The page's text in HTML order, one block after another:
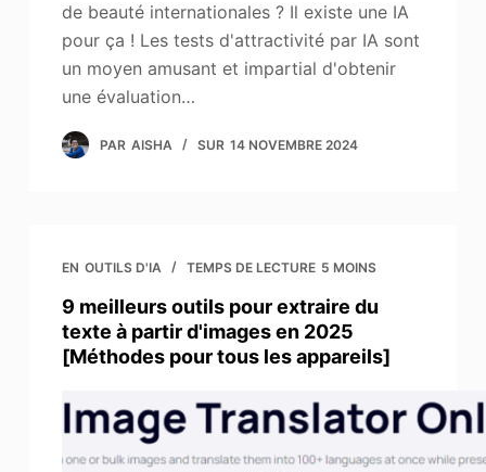
de beauté internationales ? Il existe une IA
pour ça ! Les tests d'attractivité par IA sont
un moyen amusant et impartial d'obtenir
une évaluation…
PAR AISHA SUR 14 NOVEMBRE 2024
EN OUTILS D'IA TEMPS DE LECTURE 5 MOINS
9 meilleurs outils pour extraire du
texte à partir d'images en 2025
[Méthodes pour tous les appareils]